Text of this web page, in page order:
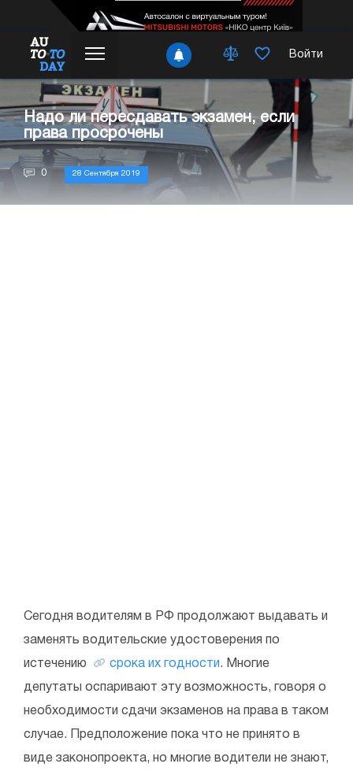
Войти
Надо ли пересдавать экзамен, если
права просрочены
0 28 Сентября 2019
Сегодня водителям в РФ продолжают выдавать и
заменять водительские удостоверения по
истечению срока их годности . Многие
депутаты оспаривают эту возможность, говоря о
необходимости сдачи экзаменов на права в таком
случае. Предположение пока что не принято в
виде законопроекта, но многие водители не знают,